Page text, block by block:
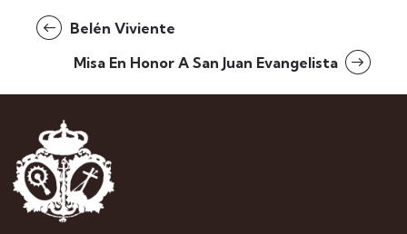
Belén Viviente
Misa En Honor A San Juan Evangelista